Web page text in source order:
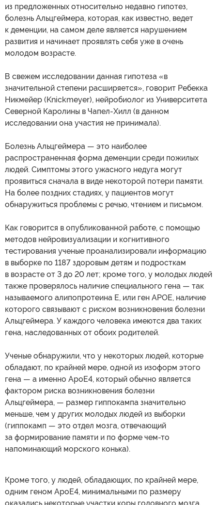
из предложенных относительно недавно гипотез,
болезнь Альцгеймера, которая, как известно, ведет
к деменции, на самом деле является нарушением
развития и начинает проявлять себя уже в очень
молодом возрасте.
В свежем исследовании данная гипотеза «в
значительной степени расширяется», говорит Ребекка
Никмейер (Knickmeyer), нейробиолог из Университета
Северной Каролины в Чапел-Хилл (в данном
исследовании она участия не принимала).
Болезнь Альцгеймера — это наиболее
распространенная форма деменции среди пожилых
людей. Симптомы этого ужасного недуга могут
проявиться сначала в виде некоторой потери памяти.
На более поздних стадиях, у пациентов могут
обнаружиться проблемы с речью, чтением и письмом.
Как говорится в опубликованной работе, с помощью
методов нейровизуализации и когнитивного
тестирования ученые проанализировали информацию
в выборке по 1187 здоровым детям и подросткам
в возрасте от 3 до 20 лет; кроме того, у молодых людей
также проверялось наличие специального гена — так
называемого алипопротеина Е, или ген APOE, наличие
которого связывают с риском возникновения болезни
Альцгеймера. У каждого человека имеются два таких
гена, наследованных от обоих родителей.
Ученые обнаружили, что у некоторых людей, которые
обладают, по крайней мере, одной из изоформ этого
гена — а именно ApoE4, который обычно является
фактором риска возникновения болезни
Альцгеймера, — размер гиппокампа значительно
меньше, чем у других молодых людей из выборки
(гиппокамп — это отдел мозга, отвечающий
за формирование памяти и по форме чем-то
напоминающий морского конька).
Кроме того, у людей, обладающих, по крайней мере,
одним геном ApoE4, минимальными по размеру